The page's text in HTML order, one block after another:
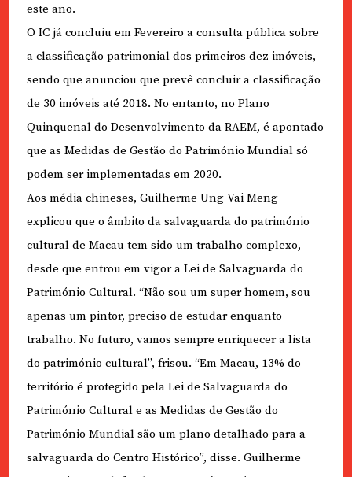
este ano.
O IC já concluiu em Fevereiro a consulta pública sobre
a classificação patrimonial dos primeiros dez imóveis,
sendo que anunciou que prevê concluir a classificação
de 30 imóveis até 2018. No entanto, no Plano
Quinquenal do Desenvolvimento da RAEM, é apontado
que as Medidas de Gestão do Património Mundial só
podem ser implementadas em 2020.
Aos média chineses, Guilherme Ung Vai Meng
explicou que o âmbito da salvaguarda do património
cultural de Macau tem sido um trabalho complexo,
desde que entrou em vigor a Lei de Salvaguarda do
Património Cultural. “Não sou um super homem, sou
apenas um pintor, preciso de estudar enquanto
trabalho. No futuro, vamos sempre enriquecer a lista
do património cultural”, frisou. “Em Macau, 13% do
território é protegido pela Lei de Salvaguarda do
Património Cultural e as Medidas de Gestão do
Património Mundial são um plano detalhado para a
salvaguarda do Centro Histórico”, disse. Guilherme